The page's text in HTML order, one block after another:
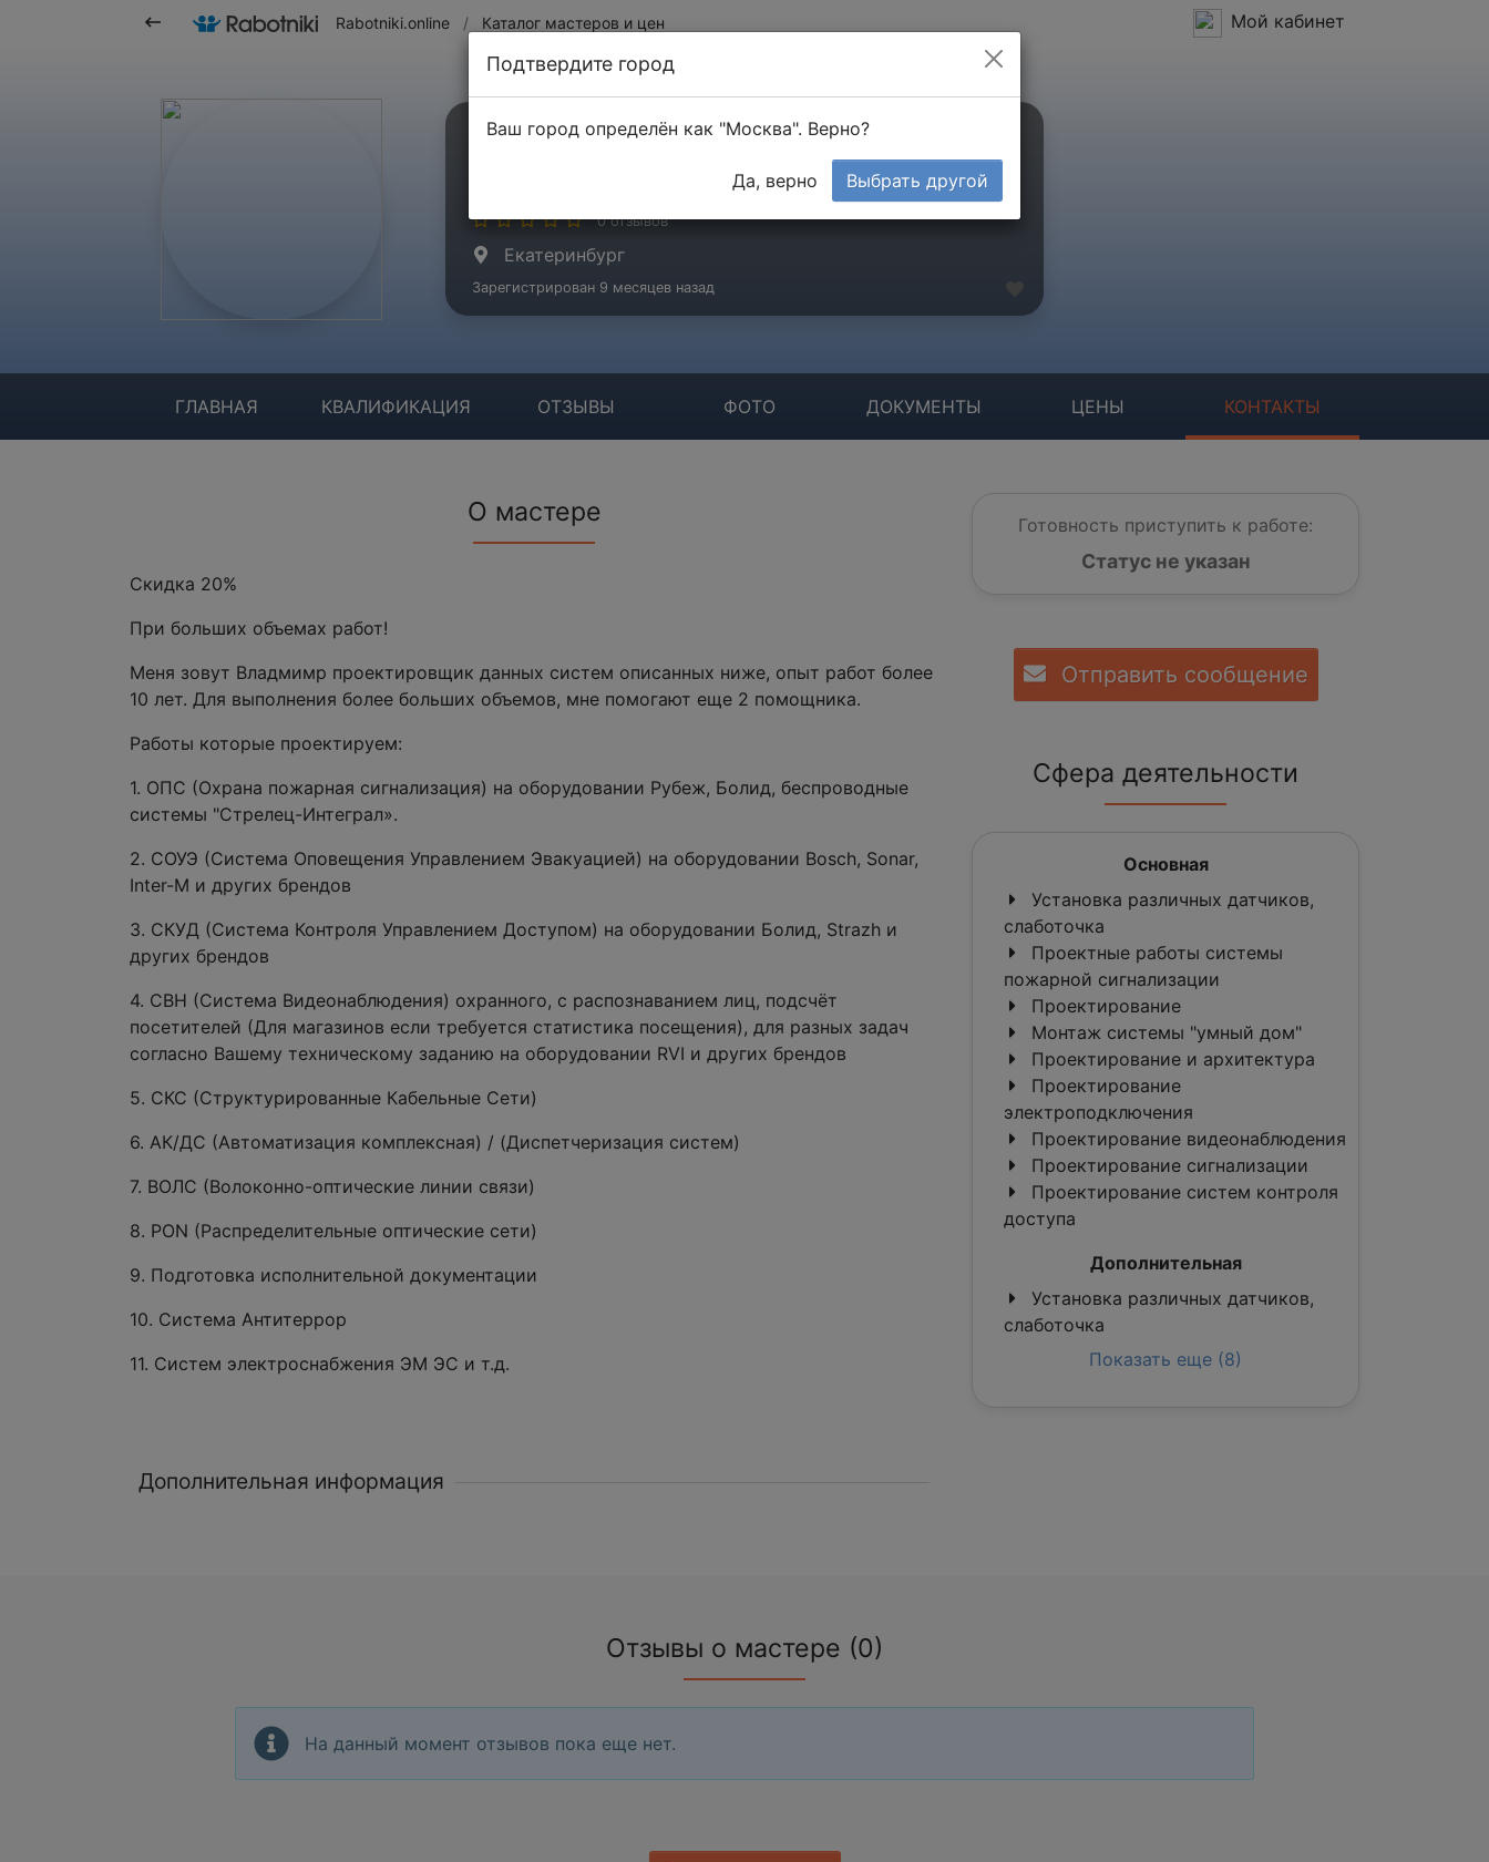
Rabotniki.online / Каталог мастеров и цен Мой кабинет
Исполнитель №301043
0 отзывов
Екатеринбург
Зарегистрирован 9 месяцев назад
ГЛАВНАЯ КВАЛИФИКАЦИЯ ОТЗЫВЫ ФОТО ДОКУМЕНТЫ ЦЕНЫ КОНТАКТЫ
О мастере
Скидка 20%
При больших объемах работ!
Меня зовут Владмимр проектировщик данных систем описанных ниже, опыт работ более
10 лет. Для выполнения более больших объемов, мне помогают еще 2 помощника.
Работы которые проектируем:
1. ОПС (Охрана пожарная сигнализация) на оборудовании Рубеж, Болид, беспроводные
системы "Стрелец-Интеграл».
2. СОУЭ (Система Оповещения Управлением Эвакуацией) на оборудовании Bosch, Sonar,
Inter-M и других брендов
3. СКУД (Система Контроля Управлением Доступом) на оборудовании Болид, Strazh и
других брендов
4. СВН (Система Видеонаблюдения) охранного, с распознаванием лиц, подсчёт
посетителей (Для магазинов если требуется статистика посещения), для разных задач
согласно Вашему техническому заданию на оборудовании RVI и других брендов
5. СКС (Структурированные Кабельные Сети)
6. АК/ДС (Автоматизация комплексная) / (Диспетчеризация систем)
7. ВОЛС (Волоконно-оптические линии связи)
8. PON (Распределительные оптические сети)
9. Подготовка исполнительной документации
10. Система Антитеррор
11. Систем электроснабжения ЭМ ЭС и т.д.
Дополнительная информация
Готовность приступить к работе:
Статус не указан
Отправить сообщение
Сфера деятельности
Основная
Установка различных датчиков,
слаботочка
Проектные работы системы
пожарной сигнализации
Проектирование
Монтаж системы "умный дом"
Проектирование и архитектура
Проектирование
электроподключения
Проектирование видеонаблюдения
Проектирование сигнализации
Проектирование систем контроля
доступа
Дополнительная
Установка различных датчиков,
слаботочка
Показать еще (8)
Отзывы о мастере (0)
На данный момент отзывов пока еще нет.
Подтвердите город
Ваш город определён как "Москва". Верно?
Да, верно Выбрать другой